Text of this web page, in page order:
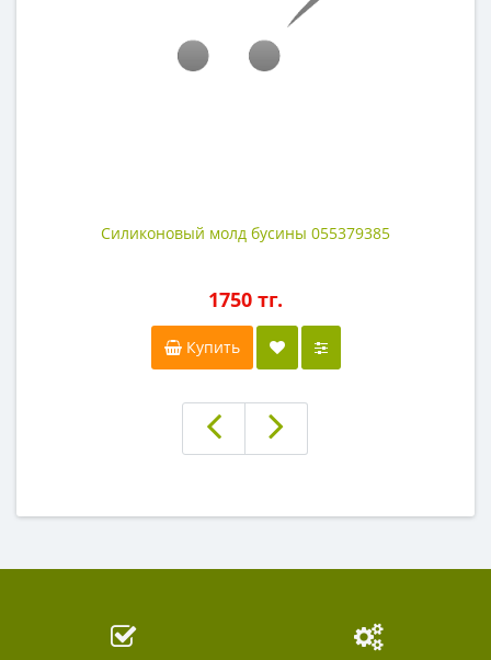
Силиконовый молд бусины 055379385
1750 тг.
Купить